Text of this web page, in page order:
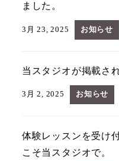
ました。
3月 23, 2025 お知らせ
当スタジオが掲載さ
3月 2, 2025 お知らせ
体験レッスンを受け
こそ当スタジオで。